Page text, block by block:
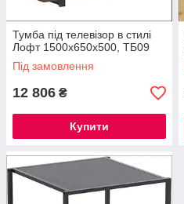
Тумба під телевізор в стилі
Лофт 1500х650х500, ТБ09
Під замовлення
12 806 ₴
Купити